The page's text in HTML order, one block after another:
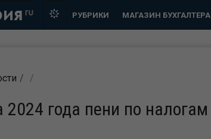
ru РУБРИКИ МАГАЗИН БУХГАЛТЕРА
2024 года пени по